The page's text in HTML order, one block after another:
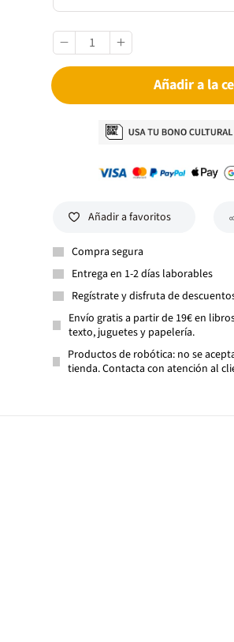
Añadir a la
Añadir a favoritos
Compra segura
Entrega en 1-2 días laborables
Regístrate y disfruta de
Envío gratis a partir de 19€ en
texto, juguetes y papelería.
Productos de robótica: no se
tienda. Contacta con atención al